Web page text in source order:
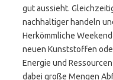
gut aussieht.
nachhaltiger handeln
Herkömmliche
neuen Kunststoffen
Energie und
dabei große Mengen